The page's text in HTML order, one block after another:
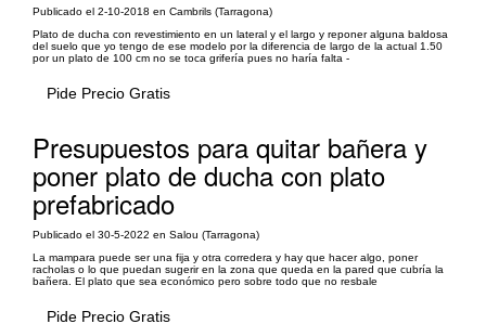
Publicado el 2-10-2018 en Cambrils (Tarragona)
Plato de ducha con revestimiento en un lateral y el largo y reponer alguna baldosa
del suelo que yo tengo de ese modelo por la diferencia de largo de la actual 1.50
por un plato de 100 cm no se toca grifería pues no haría falta -
Pide Precio Gratis
Presupuestos para quitar bañera y
poner plato de ducha con plato
prefabricado
Publicado el 30-5-2022 en Salou (Tarragona)
La mampara puede ser una fija y otra corredera y hay que hacer algo, poner
racholas o lo que puedan sugerir en la zona que queda en la pared que cubría la
bañera. El plato que sea económico pero sobre todo que no resbale
Pide Precio Gratis